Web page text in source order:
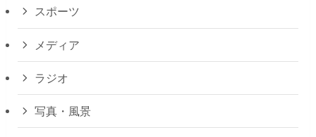
スポーツ
メディア
ラジオ
写真・風景